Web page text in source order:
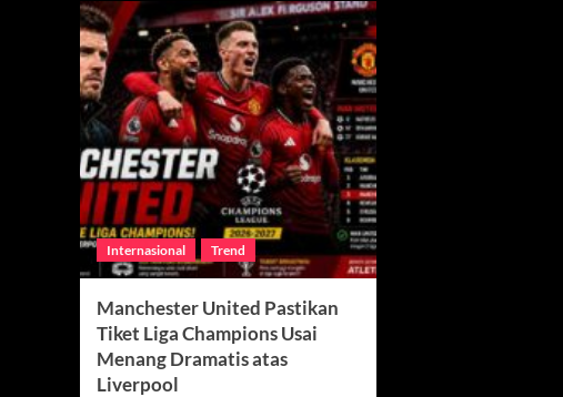
Internasional Trend
Manchester United Pastikan
Tiket Liga Champions Usai
Menang Dramatis atas
Liverpool